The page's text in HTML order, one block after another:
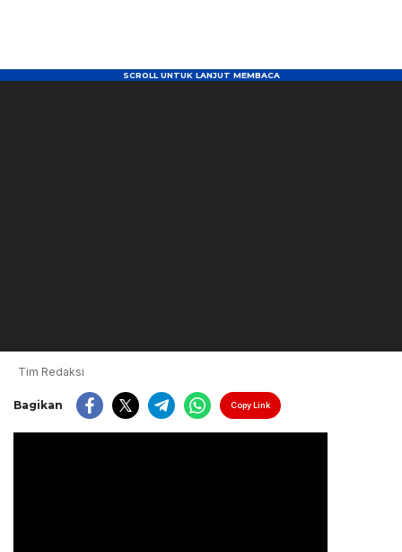
Tim Redaksi
Bagikan Copy Link